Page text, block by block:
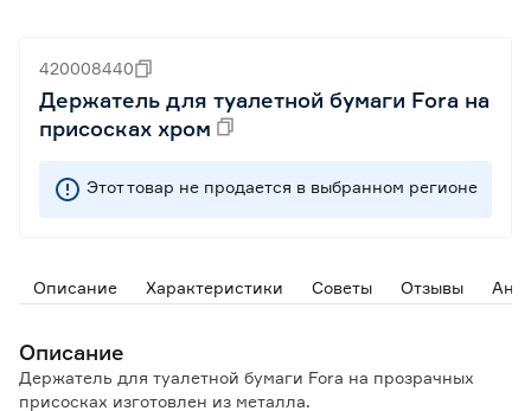
420008440
Держатель для туалетной бумаги Fora на
присосках хром
Этот товар не продается в выбранном регионе
Описание Характеристики Советы Отзывы
Описание
Держатель для туалетной бумаги Fora на прозрачных
присосках изготовлен из металла.